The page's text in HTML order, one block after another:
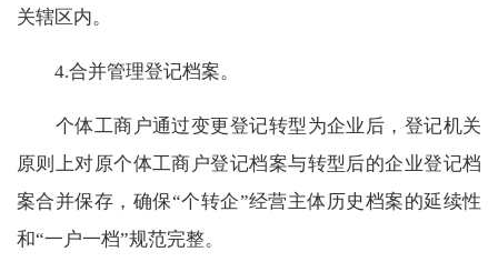
关辖区内。
4.合并管理登记档案。
个体工商户通过变更登记转型为企业后，登记机关
原则上对原个体工商户登记档案与转型后的企业登记档
案合并保存，确保“个转企”经营主体历史档案的延续性
和“一户一档”规范完整。